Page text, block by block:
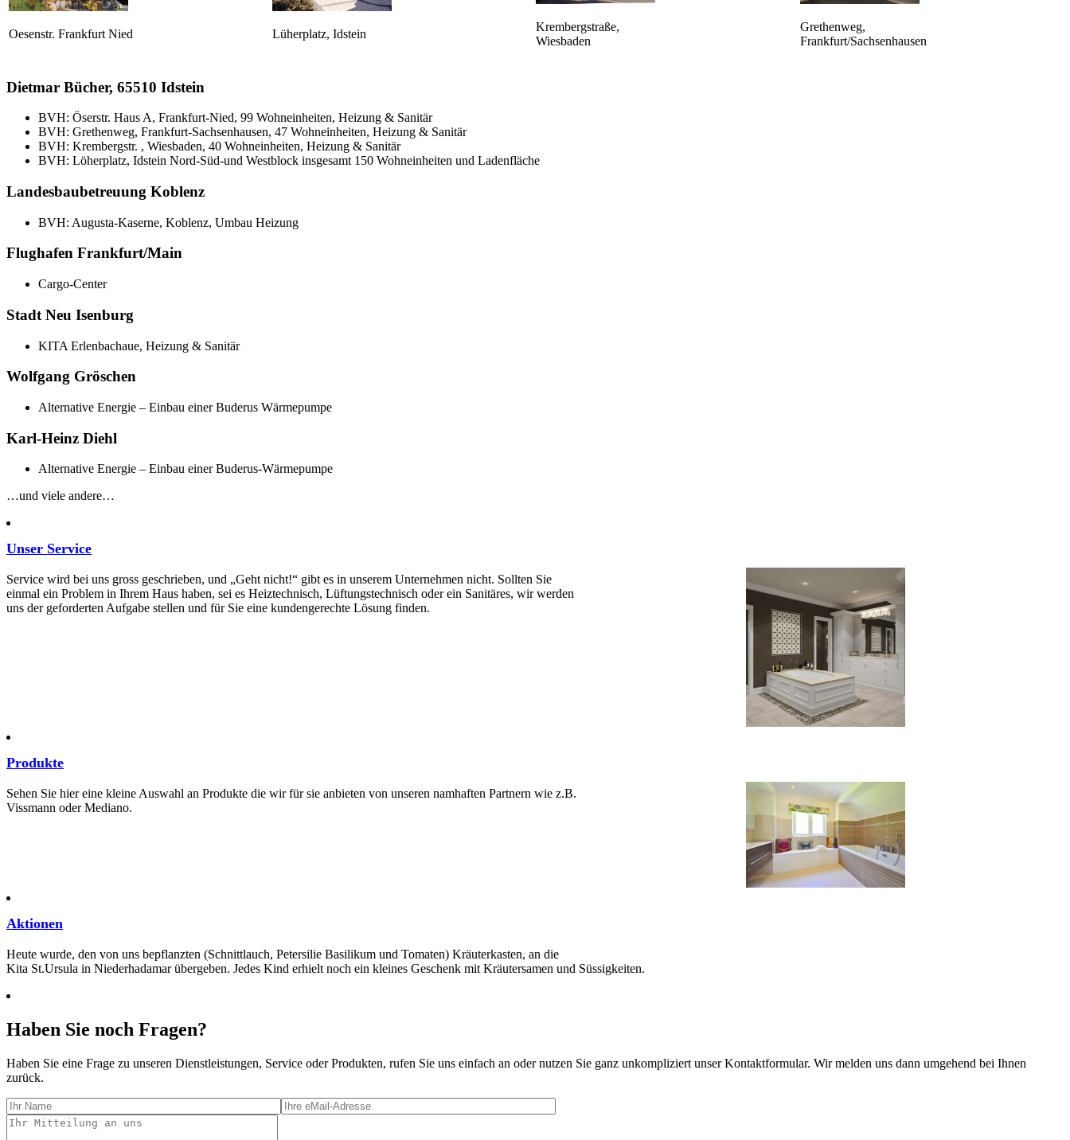
Oesenstr. Frankfurt Nied Lüherplatz, Idstein
Krembergstraße,
Wiesbaden
Grethenweg,
Frankfurt/Sachsenhausen
Dietmar Bücher, 65510 Idstein
BVH: Öserstr. Haus A, Frankfurt-Nied, 99 Wohneinheiten, Heizung & Sanitär
BVH: Grethenweg, Frankfurt-Sachsenhausen, 47 Wohneinheiten, Heizung & Sanitär
BVH: Krembergstr. , Wiesbaden, 40 Wohneinheiten, Heizung & Sanitär
BVH: Löherplatz, Idstein Nord-Süd-und Westblock insgesamt 150 Wohneinheiten und Ladenfläche
Landesbaubetreuung Koblenz
BVH: Augusta-Kaserne, Koblenz, Umbau Heizung
Flughafen Frankfurt/Main
Cargo-Center
Stadt Neu Isenburg
KITA Erlenbachaue, Heizung & Sanitär
Wolfgang Gröschen
Alternative Energie – Einbau einer Buderus Wärmepumpe
Karl-Heinz Diehl
Alternative Energie – Einbau einer Buderus-Wärmepumpe
…und viele andere…
Unser Service
Service wird bei uns gross geschrieben, und „Geht nicht!“ gibt es in unserem Unternehmen nicht. Sollten Sie
einmal ein Problem in Ihrem Haus haben, sei es Heiztechnisch, Lüftungstechnisch oder ein Sanitäres, wir werden
uns der geforderten Aufgabe stellen und für Sie eine kundengerechte Lösung finden.
Produkte
Sehen Sie hier eine kleine Auswahl an Produkte die wir für sie anbieten von unseren namhaften Partnern wie z.B.
Vissmann oder Mediano.
Aktionen
Heute wurde, den von uns bepflanzten (Schnittlauch, Petersilie Basilikum und Tomaten) Kräuterkasten, an die
Kita St.Ursula in Niederhadamar übergeben. Jedes Kind erhielt noch ein kleines Geschenk mit Kräutersamen und Süssigkeiten.
Haben Sie noch Fragen?
Haben Sie eine Frage zu unseren Dienstleistungen, Service oder Produkten, rufen Sie uns einfach an oder nutzen Sie ganz unkompliziert unser Kontaktformular. Wir melden uns dann umgehend bei Ihnen
zurück.